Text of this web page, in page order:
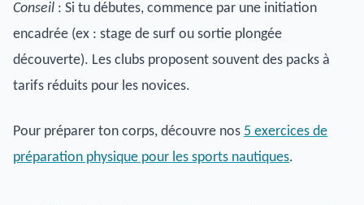
Conseil : Si tu débutes, commence par une initiation
encadrée (ex : stage de surf ou sortie plongée
découverte). Les clubs proposent souvent des packs à
tarifs réduits pour les novices.
Pour préparer ton corps, découvre nos 5 exercices de
préparation physique pour les sports nautiques.